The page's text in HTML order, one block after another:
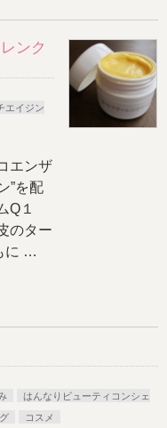
ンク
エイジン
エンザ
”を配
Q１
のター
に …
はんなりビューティコンシェ
コスメ